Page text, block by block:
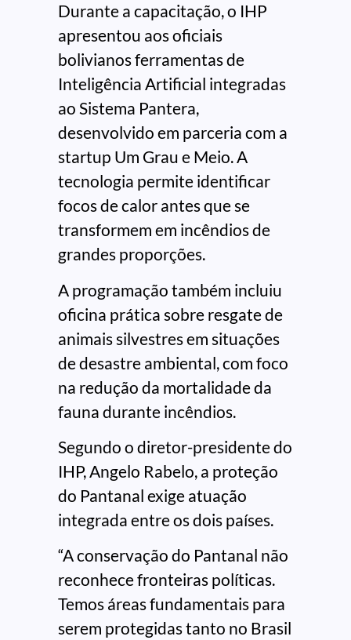
Durante a capacitação, o IHP
apresentou aos oficiais
bolivianos ferramentas de
Inteligência Artificial integradas
ao Sistema Pantera,
desenvolvido em parceria com a
startup Um Grau e Meio. A
tecnologia permite identificar
focos de calor antes que se
transformem em incêndios de
grandes proporções.
A programação também incluiu
oficina prática sobre resgate de
animais silvestres em situações
de desastre ambiental, com foco
na redução da mortalidade da
fauna durante incêndios.
Segundo o diretor-presidente do
IHP, Angelo Rabelo, a proteção
do Pantanal exige atuação
integrada entre os dois países.
“A conservação do Pantanal não
reconhece fronteiras políticas.
Temos áreas fundamentais para
serem protegidas tanto no Brasil